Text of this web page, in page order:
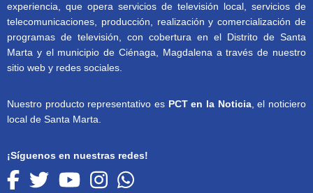
experiencia, que opera servicios de televisión local, servicios de
telecomunicaciones, producción, realización y comercialización de
programas de televisión, con cobertura en el Distrito de Santa
Marta y el municipio de Ciénaga, Magdalena a través de nuestro
sitio web y redes sociales.
Nuestro producto representativo es PCT en la Noticia, el noticiero
local de Santa Marta.
¡Síguenos en nuestras redes!